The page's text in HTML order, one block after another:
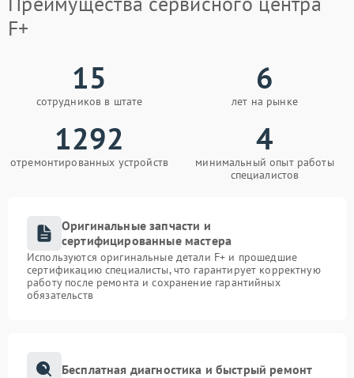
F+
15
сотрудников в штате
6
лет на рынке
1292
отремонтированных устройств
4
минимальный опыт работы
специалистов
Оригинальные запчасти и
сертифицированные мастера
Используются оригинальные детали F+ и прошедшие
сертификацию специалисты, что гарантирует корректную
работу после ремонта и сохранение гарантийных
обязательств
Бесплатная диагностика и быстрый ремонт